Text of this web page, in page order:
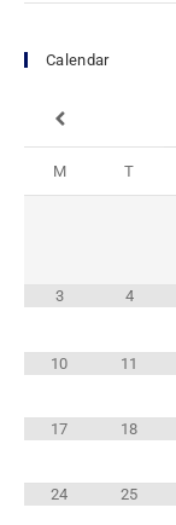
Calendar
M T
3 4
10 11
17 18
24 25